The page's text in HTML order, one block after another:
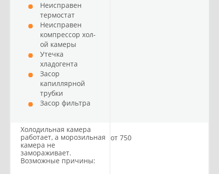
Неисправен
термостат
Неисправен
компрессор хол-
ой камеры
Утечка
хладогента
Засор
капиллярной
трубки
Засор фильтра
Холодильная камера
работает, а морозильная
камера не
замораживает.
Возможные причины:
от 750